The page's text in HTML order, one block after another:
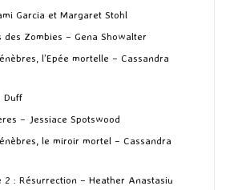
Garcia et Margaret Stohl
des Zombies – Gena Showalter
l’Epée mortelle – Cassandra
Duff
– Jessiace Spotswood
le miroir mortel – Cassandra
2 : Résurrection – Heather Anastasiu